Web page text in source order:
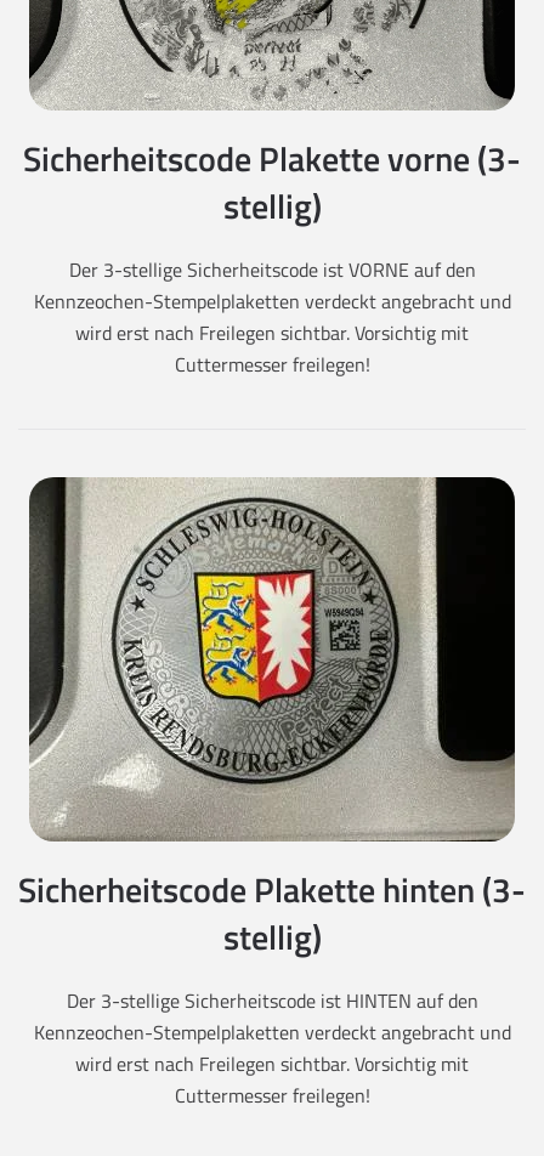
Sicherheitscode Plakette vorne (3-
stellig)
Der 3-stellige Sicherheitscode ist VORNE auf den
Kennzeochen-Stempelplaketten verdeckt angebracht und
wird erst nach Freilegen sichtbar. Vorsichtig mit
Cuttermesser freilegen!
Sicherheitscode Plakette hinten (3-
stellig)
Der 3-stellige Sicherheitscode ist HINTEN auf den
Kennzeochen-Stempelplaketten verdeckt angebracht und
wird erst nach Freilegen sichtbar. Vorsichtig mit
Cuttermesser freilegen!